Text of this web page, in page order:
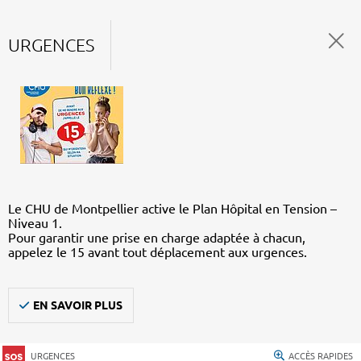
URGENCES
Le CHU de Montpellier active le Plan Hôpital en Tension –
Niveau 1.
Pour garantir une prise en charge adaptée à chacun,
appelez le 15 avant tout déplacement aux urgences.
EN SAVOIR PLUS
URGENCES ACCÈS RAPIDES